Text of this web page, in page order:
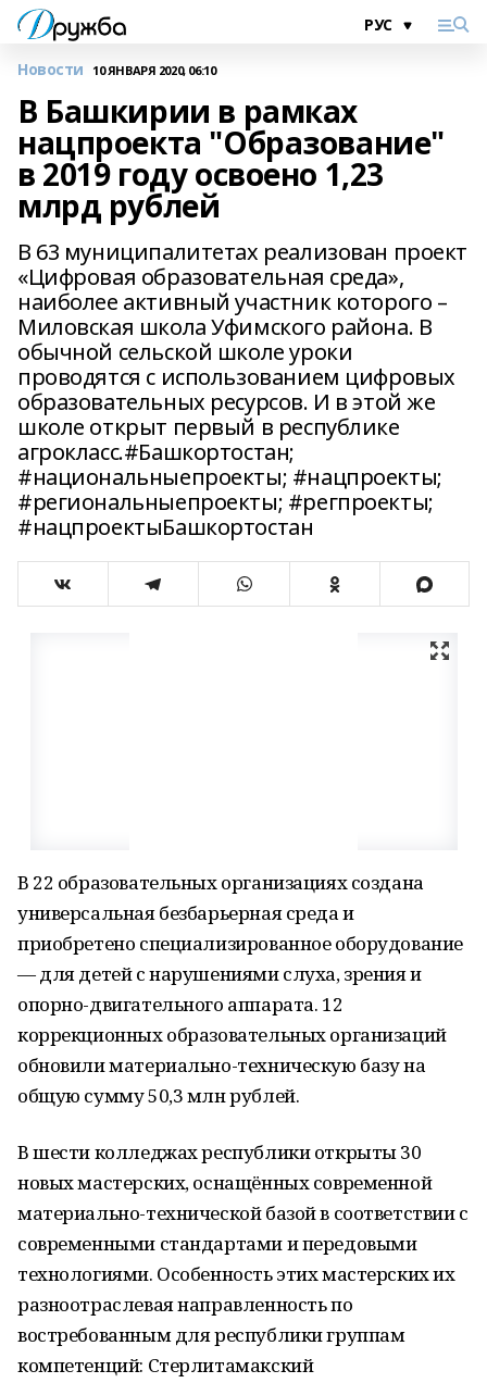
Новости 10 ЯНВАРЯ 2020, 06:10
В Башкирии в рамках
нацпроекта "Образование"
в 2019 году освоено 1,23
млрд рублей
В 63 муниципалитетах реализован проект
«Цифровая образовательная среда»,
наиболее активный участник которого –
Миловская школа Уфимского района. В
обычной сельской школе уроки
проводятся с использованием цифровых
образовательных ресурсов. И в этой же
школе открыт первый в республике
агрокласс.#Башкортостан;
#национальныепроекты; #нацпроекты;
#региональныепроекты; #регпроекты;
#нацпроектыБашкортостан
В 22 образовательных организациях создана
универсальная безбарьерная среда и
приобретено специализированное оборудование
— для детей с нарушениями слуха, зрения и
опорно-двигательного аппарата. 12
коррекционных образовательных организаций
обновили материально-техническую базу на
общую сумму 50,3 млн рублей.
В шести колледжах республики открыты 30
новых мастерских, оснащённых современной
материально-технической базой в соответствии с
современными стандартами и передовыми
технологиями. Особенность этих мастерских их
разноотраслевая направленность по
востребованным для республики группам
компетенций: Стерлитамакский